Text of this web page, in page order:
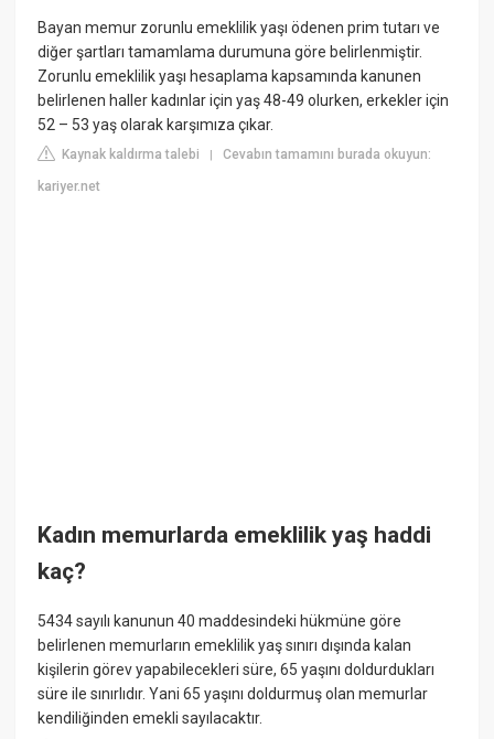
Bayan memur zorunlu emeklilik yaşı ödenen prim tutarı ve
diğer şartları tamamlama durumuna göre belirlenmiştir.
Zorunlu emeklilik yaşı hesaplama kapsamında kanunen
belirlenen haller kadınlar için yaş 48-49 olurken, erkekler için
52 – 53 yaş olarak karşımıza çıkar.
Kaynak kaldırma talebi |Cevabın tamamını burada okuyun:
kariyer.net
Kadın memurlarda emeklilik yaş haddi
kaç?
5434 sayılı kanunun 40 maddesindeki hükmüne göre
belirlenen memurların emeklilik yaş sınırı dışında kalan
kişilerin görev yapabilecekleri süre, 65 yaşını doldurdukları
süre ile sınırlıdır. Yani 65 yaşını doldurmuş olan memurlar
kendiliğinden emekli sayılacaktır.